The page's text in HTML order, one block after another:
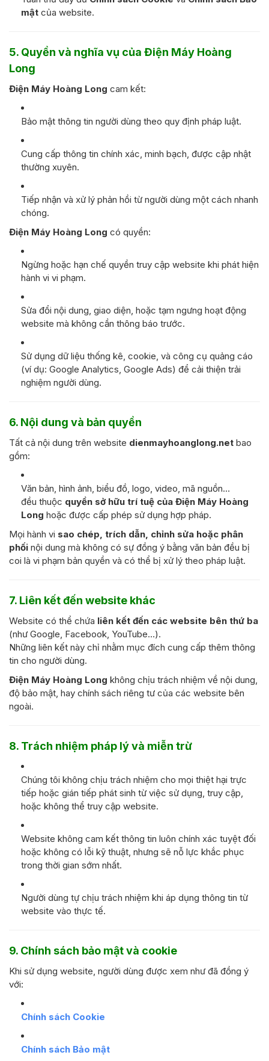
mật của website.
5. Quyền và nghĩa vụ của Điện Máy Hoàng
Long
Điện Máy Hoàng Long cam kết:
Bảo mật thông tin người dùng theo quy định pháp luật.
Cung cấp thông tin chính xác, minh bạch, được cập nhật
thường xuyên.
Tiếp nhận và xử lý phản hồi từ người dùng một cách nhanh
chóng.
Điện Máy Hoàng Long có quyền:
Ngừng hoặc hạn chế quyền truy cập website khi phát hiện
hành vi vi phạm.
Sửa đổi nội dung, giao diện, hoặc tạm ngưng hoạt động
website mà không cần thông báo trước.
Sử dụng dữ liệu thống kê, cookie, và công cụ quảng cáo
(ví dụ: Google Analytics, Google Ads) để cải thiện trải
nghiệm người dùng.
6. Nội dung và bản quyền
Tất cả nội dung trên website dienmayhoanglong.net bao
gồm:
Văn bản, hình ảnh, biểu đồ, logo, video, mã nguồn…
đều thuộc quyền sở hữu trí tuệ của Điện Máy Hoàng
Long hoặc được cấp phép sử dụng hợp pháp.
Mọi hành vi sao chép, trích dẫn, chỉnh sửa hoặc phân
phối nội dung mà không có sự đồng ý bằng văn bản đều bị
coi là vi phạm bản quyền và có thể bị xử lý theo pháp luật.
7. Liên kết đến website khác
Website có thể chứa liên kết đến các website bên thứ ba
(như Google, Facebook, YouTube…).
Những liên kết này chỉ nhằm mục đích cung cấp thêm thông
tin cho người dùng.
Điện Máy Hoàng Long không chịu trách nhiệm về nội dung,
độ bảo mật, hay chính sách riêng tư của các website bên
ngoài.
8. Trách nhiệm pháp lý và miễn trừ
Chúng tôi không chịu trách nhiệm cho mọi thiệt hại trực
tiếp hoặc gián tiếp phát sinh từ việc sử dụng, truy cập,
hoặc không thể truy cập website.
Website không cam kết thông tin luôn chính xác tuyệt đối
hoặc không có lỗi kỹ thuật, nhưng sẽ nỗ lực khắc phục
trong thời gian sớm nhất.
Người dùng tự chịu trách nhiệm khi áp dụng thông tin từ
website vào thực tế.
9. Chính sách bảo mật và cookie
Khi sử dụng website, người dùng được xem như đã đồng ý
với:
Chính sách Cookie
Chính sách Bảo mật